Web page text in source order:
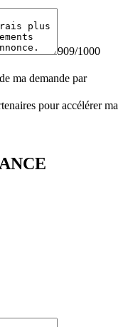
909/1000
ma demande par
pour accélérer ma